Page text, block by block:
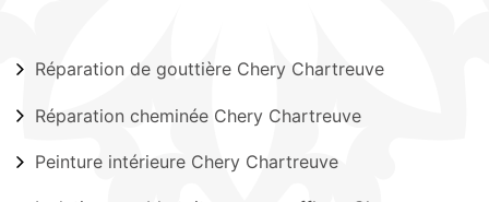
Réparation de gouttière Chery Chartreuve
Réparation cheminée Chery Chartreuve
Peinture intérieure Chery Chartreuve